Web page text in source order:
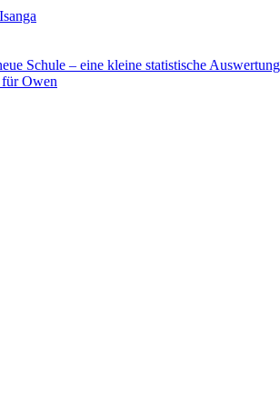
Schule – eine kleine statistische
Owen